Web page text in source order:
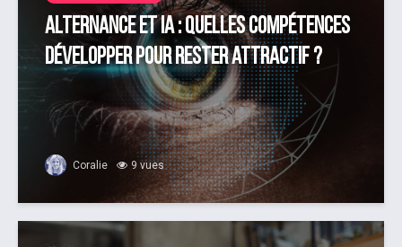
Alternance et IA : quelles compétences
développer pour rester attractif ?
Coralie 9 vues